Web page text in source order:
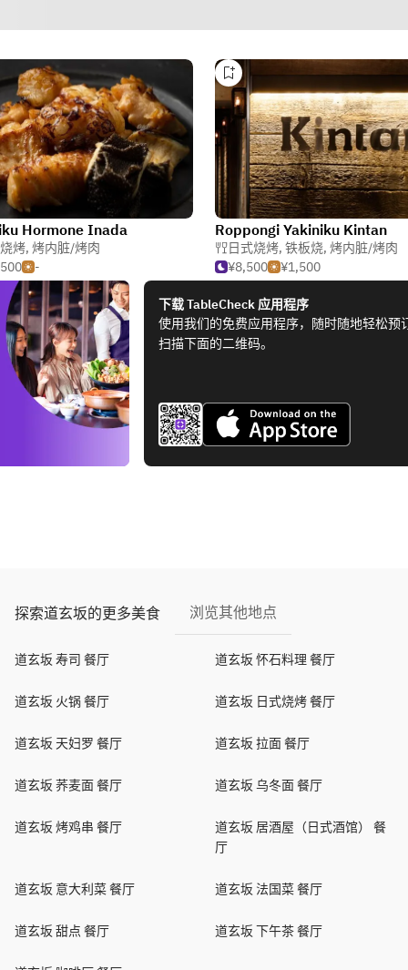
Hormone Inada
烤, 烤内脏/烤肉
-
Roppongi Yakiniku Kintan
日式烧烤, 铁板烧, 烤内脏/烤肉
¥8,500
¥1,500
下载 TableCheck 应用程序
使用我们的免费应用程序，随时随地轻松预
扫描下面的二维码。
探索道玄坂的更多美食 浏览其他地点
道玄坂 寿司 餐厅 道玄坂 怀石料理 餐厅
道玄坂 火锅 餐厅 道玄坂 日式烧烤 餐厅
道玄坂 天妇罗 餐厅 道玄坂 拉面 餐厅
道玄坂 荞麦面 餐厅 道玄坂 乌冬面 餐厅
道玄坂 烤鸡串 餐厅
道玄坂 居酒屋（日式酒馆） 餐
厅
道玄坂 意大利菜 餐厅 道玄坂 法国菜 餐厅
道玄坂 甜点 餐厅 道玄坂 下午茶 餐厅